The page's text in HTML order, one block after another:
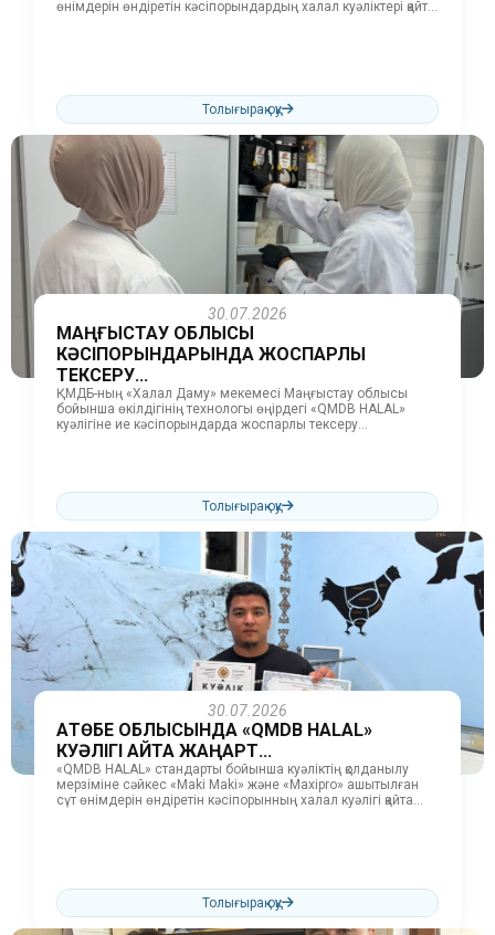
өнімдерін өндіретін кәсіпорындардың халал куәліктері қайта
Толығырақ оқу
30.07.2026
МАҢҒЫСТАУ ОБЛЫСЫ
КӘСІПОРЫНДАРЫНДА ЖОСПАРЛЫ
ТЕКСЕРУ...
ҚМДБ-ның «Халал Даму» мекемесі Маңғыстау облысы
бойынша өкілдігінің технологы өңірдегі «QMDB HALAL»
куәлігіне ие кәсіпорындарда жоспарлы тексеру
Толығырақ оқу
30.07.2026
АҚТӨБЕ ОБЛЫСЫНДА «QMDB HALAL»
КУӘЛІГІ ҚАЙТА ЖАҢАРТ...
«QMDB HALAL» стандарты бойынша куәліктің қолданылу
мерзіміне сәйкес «Maki Maki» және «Maxipro» ашытылған
сүт өнімдерін өндіретін кәсіпорынның халал куәлігі қайта
Толығырақ оқу